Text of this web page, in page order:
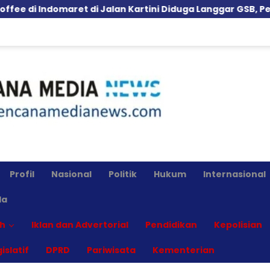
di Jalan Kartini Diduga Langgar GSB, Pemkot Diminta
Profil Nasional Politik Hukum Internasional
Iklan dan Advertorial Pendidikan Kepolisian
DPRD Pariwisata Kementerian